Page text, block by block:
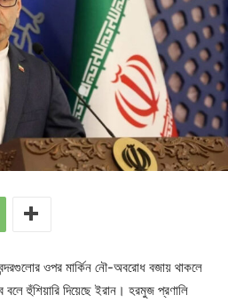
ওপর মার্কিন নৌ-অবরোধ বজায় থাকলে
হুঁশিয়ারি দিয়েছে ইরান। হরমুজ প্রণালি